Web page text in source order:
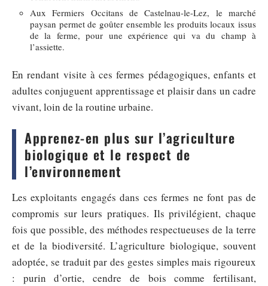
Aux Fermiers Occitans de Castelnau-le-Lez, le marché
paysan permet de goûter ensemble les produits locaux issus
de la ferme, pour une expérience qui va du champ à
l’assiette.
En rendant visite à ces fermes pédagogiques, enfants et
adultes conjuguent apprentissage et plaisir dans un cadre
vivant, loin de la routine urbaine.
Apprenez-en plus sur l’agriculture
biologique et le respect de
l’environnement
Les exploitants engagés dans ces fermes ne font pas de
compromis sur leurs pratiques. Ils privilégient, chaque
fois que possible, des méthodes respectueuses de la terre
et de la biodiversité. L’agriculture biologique, souvent
adoptée, se traduit par des gestes simples mais rigoureux
: purin d’ortie, cendre de bois comme fertilisant,